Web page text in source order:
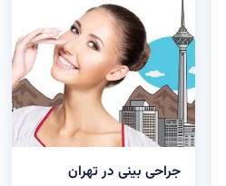
جراحی بینی در تهران